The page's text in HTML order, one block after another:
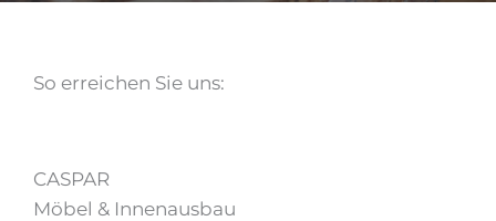
So erreichen Sie uns:
CASPAR
Möbel & Innenausbau